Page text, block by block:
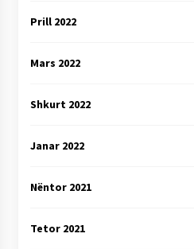
Prill 2022
Mars 2022
Shkurt 2022
Janar 2022
Nëntor 2021
Tetor 2021